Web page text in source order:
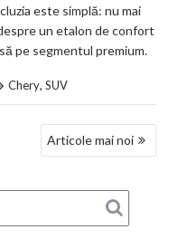
este simplă: nu mai
un etalon de confort
pe segmentul premium.
Chery, SUV
Articole mai noi